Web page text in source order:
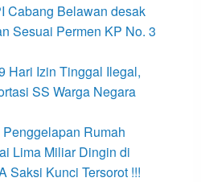
Cabang Belawan desak
Sesuai Permen KP No. 3
Hari Izin Tinggal Ilegal,
SS Warga Negara
Penggelapan Rumah
Lima Miliar Dingin di
Saksi Kunci Tersorot !!!